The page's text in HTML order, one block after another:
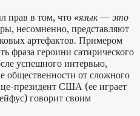
прав в том, что «язык — это
несомненно, представляют
артефактов. Примером
фраза героини сатирического
успешного интервью,
общественности от сложного
президент США (ее играет
говорит своим